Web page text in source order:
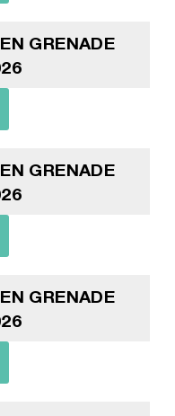
GRENADE
GRENADE
GRENADE